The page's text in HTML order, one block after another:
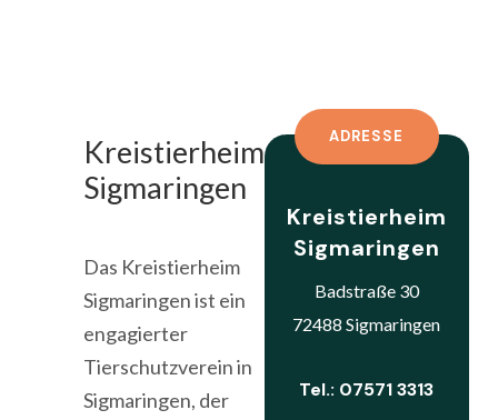
Kreistierheim
Sigmaringen
Das Kreistierheim
Sigmaringen ist ein
engagierter
Tierschutzverein in
Sigmaringen, der
ADRESSE
Kreistierheim
Sigmaringen
Badstraße 30
72488 Sigmaringen
Tel.: 07571 3313